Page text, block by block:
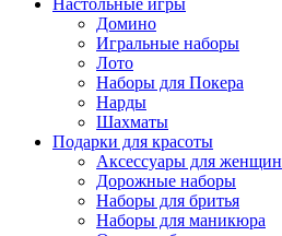
Настольные игры
Домино
Игральные наборы
Лото
Наборы для Покера
Нарды
Шахматы
Подарки для красоты
Аксессуары для женщин
Дорожные наборы
Наборы для бритья
Наборы для маникюра